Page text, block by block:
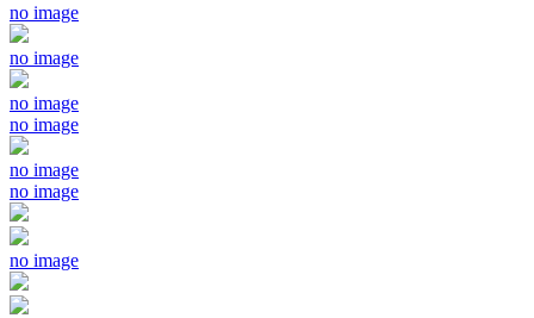
no image
no image
no image
no image
no image
no image
no image